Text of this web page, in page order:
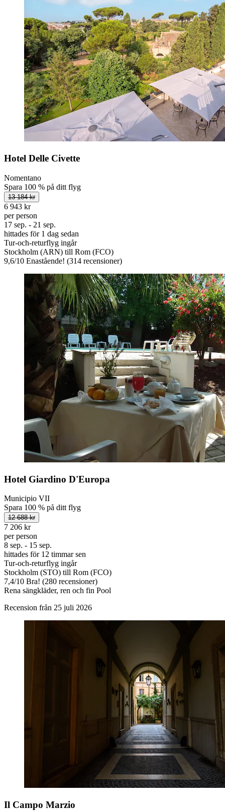
Hotel Delle Civette
Nomentano
Spara 100 % på ditt flyg
13 184 kr
6 943 kr
per person
17 sep. - 21 sep.
hittades för 1 dag sedan
Tur-och-returflyg ingår
Stockholm (ARN) till Rom (FCO)
9,6/10 Enastående! (314 recensioner)
Hotel Giardino D'Europa
Municipio VII
Spara 100 % på ditt flyg
12 688 kr
7 206 kr
per person
8 sep. - 15 sep.
hittades för 12 timmar sen
Tur-och-returflyg ingår
Stockholm (STO) till Rom (FCO)
7,4/10 Bra! (280 recensioner)
Rena sängkläder, ren och fin Pool
Recension från 25 juli 2026
Il Campo Marzio